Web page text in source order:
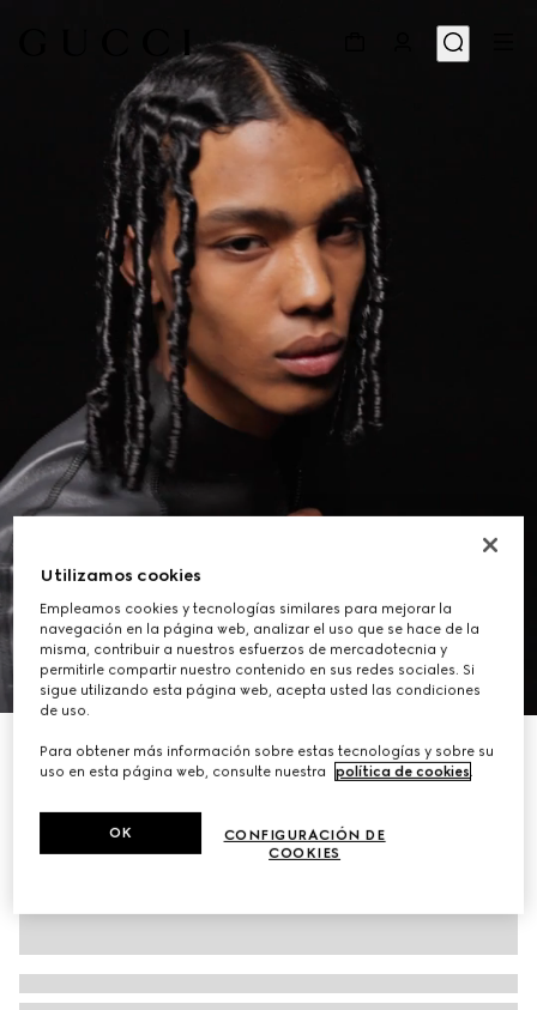
7
Chaqueta de piel granulada con cremallera
€ 4.500
Utilizamos cookies
Empleamos cookies y tecnologías similares para mejorar la
navegación en la página web, analizar el uso que se hace de la
misma, contribuir a nuestros esfuerzos de mercadotecnia y
permitirle compartir nuestro contenido en sus redes sociales. Si
sigue utilizando esta página web, acepta usted las condiciones
de uso.
Para obtener más información sobre estas tecnologías y sobre su
uso en esta página web, consulte nuestra
política de cookies.
CONFIGURACIÓN DE
COOKIES
OK